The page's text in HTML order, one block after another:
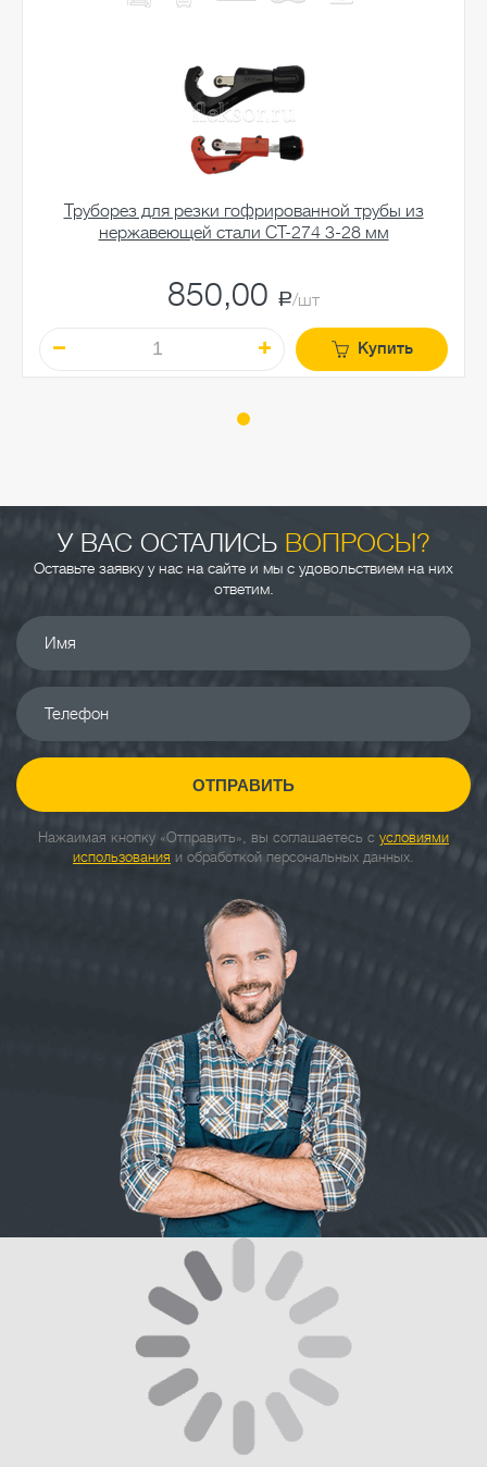
Труборез для резки гофрированной трубы из
нержавеющей стали CT-274 3-28 мм
850,00 a/шт
Купить
У ВАС ОСТАЛИСЬ ВОПРОСЫ?
Оставьте заявку у нас на сайте и мы с удовольствием на них
ответим.
Имя
Телефон
ОТПРАВИТЬ
Нажаимая кнопку «Отправить», вы соглашаетесь с условиями
использования и обработкой персональных данных.